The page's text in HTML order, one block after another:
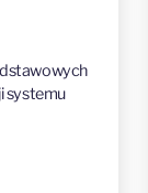
systemu